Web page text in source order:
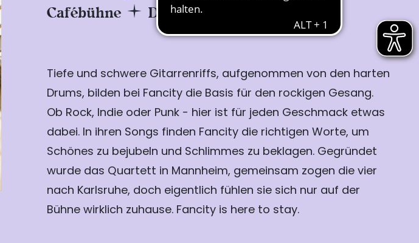
Cafébühne Dienstag, 21.07.
Tiefe und schwere Gitarrenriffs, aufgenommen von den harten
Drums, bilden bei Fancity die Basis für den rockigen Gesang.
Ob Rock, Indie oder Punk - hier ist für jeden Geschmack etwas
dabei. In ihren Songs finden Fancity die richtigen Worte, um
Schönes zu bejubeln und Schlimmes zu beklagen. Gegründet
wurde das Quartett in Mannheim, gemeinsam zogen die vier
nach Karlsruhe, doch eigentlich fühlen sie sich nur auf der
Bühne wirklich zuhause. Fancity is here to stay.